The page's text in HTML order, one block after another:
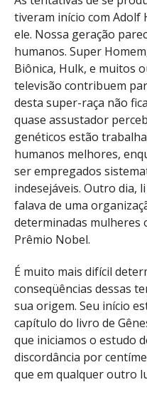
tiveram início com Adolf
ele. Nossa geração
humanos. Super
Biônica, Hulk, e muitos
televisão contribuem
desta super-raça não
quase assustador
genéticos estão
humanos melhores,
ser empregados
indesejáveis. Outro dia,
falava de uma
determinadas mulheres
Prêmio Nobel.
É muito mais difícil
conseqüências dessas
sua origem. Seu início
capítulo do livro de
que iniciamos o estudo
discordância por
que em qualquer outro